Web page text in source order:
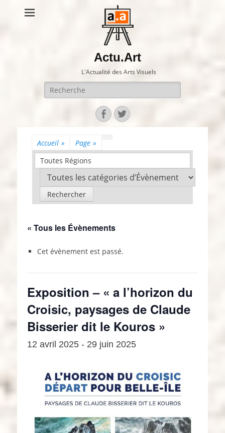
Actu.Art
L'Actualité des Arts Visuels
Recherche
pour:
Facebook
Twitter
Accueil » Page »
Toutes Régions
« Tous les Évènements
Cet évènement est passé.
Exposition – « a l’horizon du
Croisic, paysages de Claude
Bisserier dit le Kouros »
12 avril 2025 - 29 juin 2025